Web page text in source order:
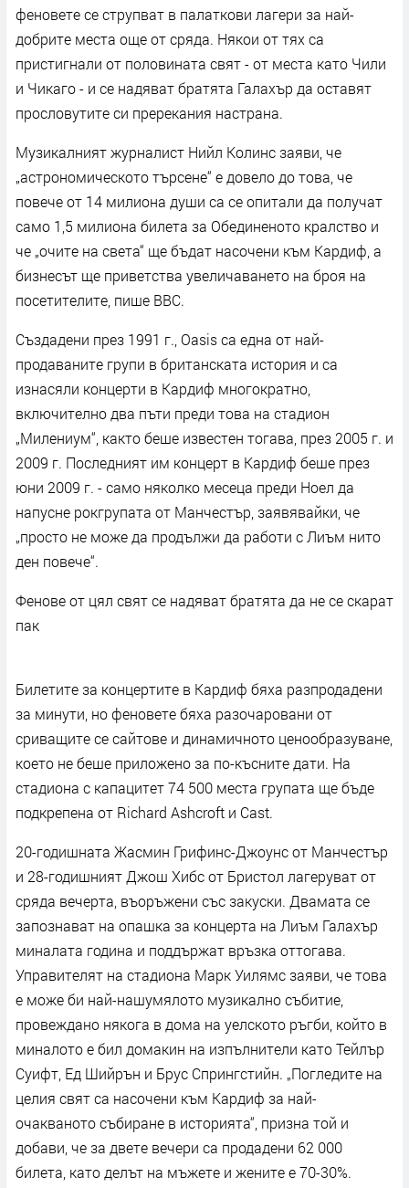
феновете се струпват в палаткови лагери за най-
добрите места още от сряда. Някои от тях са
пристигнали от половината свят - от места като Чили
и Чикаго - и се надяват братята Галахър да оставят
прословутите си пререкания настрана.
Музикалният журналист Нийл Колинс заяви, че
„астрономическото търсене“ е довело до това, че
повече от 14 милиона души са се опитали да получат
само 1,5 милиона билета за Обединеното кралство и
че „очите на света“ ще бъдат насочени към Кардиф, а
бизнесът ще приветства увеличаването на броя на
посетителите, пише BBC.
Създадени през 1991 г., Oasis са една от най-
продаваните групи в британската история и са
изнасяли концерти в Кардиф многократно,
включително два пъти преди това на стадион
„Милениум“, както беше известен тогава, през 2005 г. и
2009 г. Последният им концерт в Кардиф беше през
юни 2009 г. - само няколко месеца преди Ноел да
напусне рокгрупата от Манчестър, заявявайки, че
„просто не може да продължи да работи с Лиъм нито
ден повече“.
Фенове от цял свят се надяват братята да не се скарат
пак
Билетите за концертите в Кардиф бяха разпродадени
за минути, но феновете бяха разочаровани от
сриващите се сайтове и динамичното ценообразуване,
което не беше приложено за по-късните дати. На
стадиона с капацитет 74 500 места групата ще бъде
подкрепена от Richard Ashcroft и Cast.
20-годишната Жасмин Грифинс-Джоунс от Манчестър
и 28-годишният Джош Хибс от Бристол лагеруват от
сряда вечерта, въоръжени със закуски. Двамата се
запознават на опашка за концерта на Лиъм Галахър
миналата година и поддържат връзка оттогава.
Управителят на стадиона Марк Уилямс заяви, че това
е може би най-нашумялото музикално събитие,
провеждано някога в дома на уелското ръгби, който в
миналото е бил домакин на изпълнители като Тейлър
Суифт, Ед Шийрън и Брус Спрингстийн. „Погледите на
целия свят са насочени към Кардиф за най-
очакваното събиране в историята“, призна той и
добави, че за двете вечери са продадени 62 000
билета, като делът на мъжете и жените е 70-30%.